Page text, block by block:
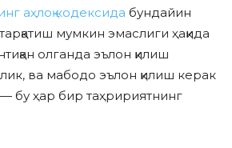
аҳлоқ кодексида бундайин
мумкин эмаслиги ҳақида
олганда эълон қилиш
ва мабодо эълон қилиш керак
— бу ҳар бир таҳририятнинг